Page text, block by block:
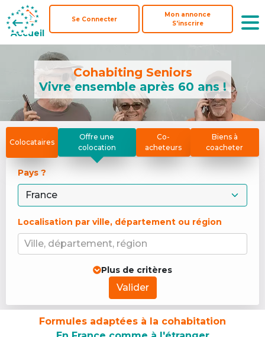
Accueil
Se Connecter
Mon annonce
S'inscrire
Accueil
Se Connecter
Mon annonce
S'inscrire
Cohabiting Seniors
Vivre ensemble après 60 ans !
Colocataires
Offre une
colocation
Co-
acheteurs
Biens à
coacheter
Pays ?
Localisation par ville, département ou région
Ville, département, région
Plus de critères
Valider
Formules adaptées à la cohabitation